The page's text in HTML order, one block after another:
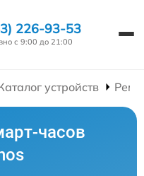
226-93-53
с 9:00 до 21:00
устройств
часов